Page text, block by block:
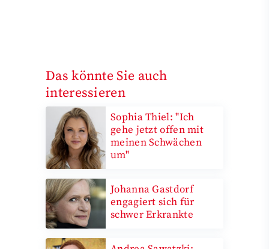
Das könnte Sie auch
interessieren
Sophia Thiel: "Ich
gehe jetzt offen mit
meinen Schwächen
um"
Johanna Gastdorf
engagiert sich für
schwer Erkrankte